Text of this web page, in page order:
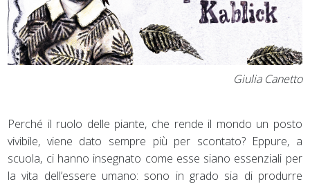
Giulia Canetto
Perché il ruolo delle piante, che rende il mondo un posto
vivibile, viene dato sempre più per scontato? Eppure, a
scuola, ci hanno insegnato come esse siano essenziali per
la vita dell’essere umano: sono in grado sia di produrre